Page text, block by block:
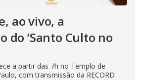
ao vivo, a
do ‘Santo Culto no
a partir das 7h no Templo de
com transmissão da RECORD